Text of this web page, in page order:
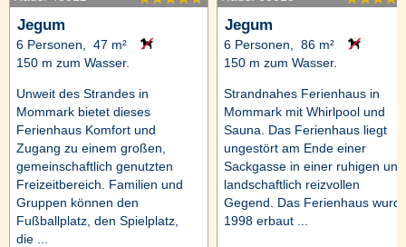
Jegum
6 Personen, 47 m²
150 m zum Wasser.
Unweit des Strandes in
Mommark bietet dieses
Ferienhaus Komfort und
Zugang zu einem großen,
gemeinschaftlich genutzten
Freizeitbereich. Familien und
Gruppen können den
Fußballplatz, den Spielplatz,
die ...
Jegum
6 Personen, 86 m²
150 m zum Wasser.
Strandnahes Ferienhaus in
Mommark mit Whirlpool und
Sauna. Das Ferienhaus liegt
ungestört am Ende einer
Sackgasse in einer ruhigen und
landschaftlich reizvollen
Gegend. Das Ferienhaus
1998 erbaut ...